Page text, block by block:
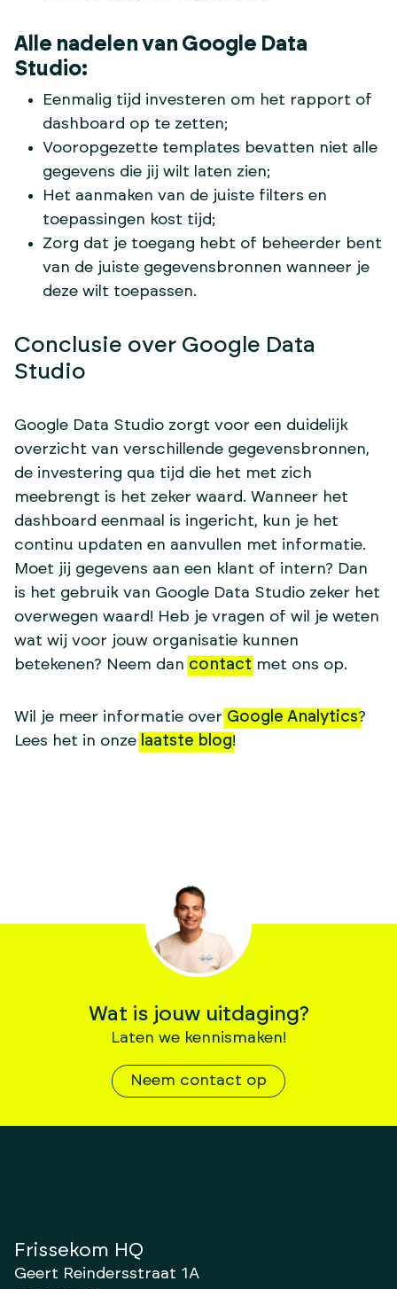
Alle nadelen van Google Data
Studio:
Eenmalig tijd investeren om het rapport of
dashboard op te zetten;
Vooropgezette templates bevatten niet alle
gegevens die jij wilt laten zien;
Het aanmaken van de juiste filters en
toepassingen kost tijd;
Zorg dat je toegang hebt of beheerder bent
van de juiste gegevensbronnen wanneer je
deze wilt toepassen.
Conclusie over Google Data
Studio
Google Data Studio zorgt voor een duidelijk
overzicht van verschillende gegevensbronnen,
de investering qua tijd die het met zich
meebrengt is het zeker waard. Wanneer het
dashboard eenmaal is ingericht, kun je het
continu updaten en aanvullen met informatie.
Moet jij gegevens aan een klant of intern? Dan
is het gebruik van Google Data Studio zeker het
overwegen waard! Heb je vragen of wil je weten
wat wij voor jouw organisatie kunnen
betekenen? Neem dan contact met ons op.
Wil je meer informatie over Google Analytics?
Lees het in onze laatste blog!
Wat is jouw uitdaging?
Laten we kennismaken!
Neem contact op
Frissekom HQ
Geert Reindersstraat 1A